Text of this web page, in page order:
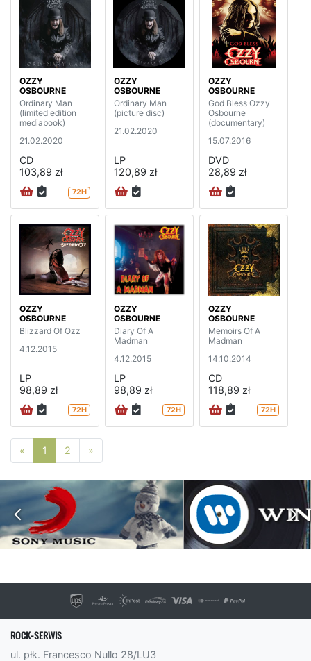
OZZY
OSBOURNE
Ordinary Man
(limited edition
mediabook)
21.02.2020
CD
103,89 zł
72H
OZZY
OSBOURNE
Ordinary Man
(picture disc)
21.02.2020
LP
120,89 zł
OZZY
OSBOURNE
God Bless Ozzy
Osbourne
(documentary)
15.07.2016
DVD
28,89 zł
OZZY
OSBOURNE
Blizzard Of Ozz
4.12.2015
LP
98,89 zł
72H
OZZY
OSBOURNE
Diary Of A
Madman
4.12.2015
LP
98,89 zł
72H
OZZY
OSBOURNE
Memoirs Of A
Madman
14.10.2014
CD
118,89 zł
72H
« Poprzednia strona
1 2 »
ROCK-SERWIS
ul. płk. Francesco Nullo 28/LU3